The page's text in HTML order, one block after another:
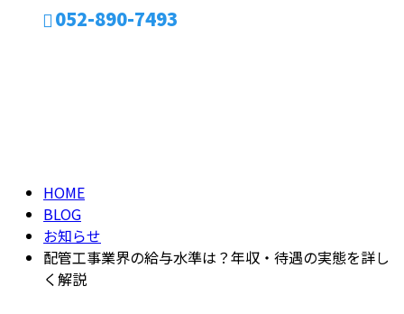
052-890-7493
HOME
BLOG
お知らせ
配管工事業界の給与水準は？年収・待遇の実態を詳し
く解説